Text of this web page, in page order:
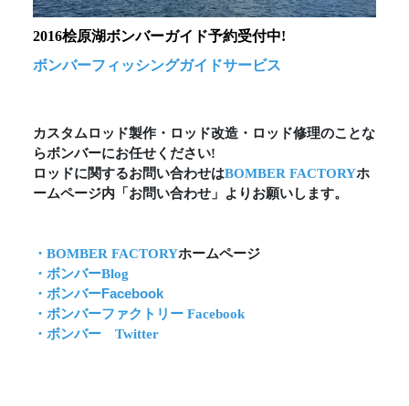
2016桧原湖ボンバーガイド予約受付中!
ボンバーフィッシングガイドサービス
カスタムロッド製作・ロッド改造・ロッド修理のことな
らボンバーにお任せください!
ロッドに関するお問い合わせはBOMBER FACTORYホ
ームページ内「お問い合わせ」よりお願いします。
・BOMBER FACTORYホームページ
・ボンバーBlog
・ボンバーFacebook
・ボンバーファクトリー Facebook
・ボンバー Twitter